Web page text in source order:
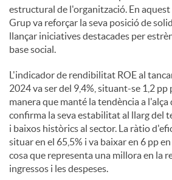
estructural de l'organització. En
Grup va reforçar la seva posició de
llançar iniciatives destacades per
base social.
L'indicador de rendibilitat ROE al
2024 va ser del 9,4%, situant-se 1,2 pp
manera que manté la tendència a
confirma la seva estabilitat al llarg del
i baixos històrics al sector. La ràtio
situar en el 65,5% i va baixar en 6 pp
cosa que representa una millora en la
ingressos i les despeses.